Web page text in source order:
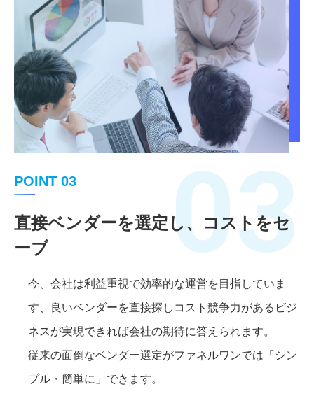
POINT 03
直接ベンダーを選定し、コストをセ
ーブ
03
今、会社は利益重視で効率的な運営を目指していま
す、良いベンダーを直接探しコスト競争力があるビジ
ネスが実現できれば会社の期待に答えられます。
従来の面倒なベンダー選定がファネルワンでは「シン
プル・簡単に」できます。